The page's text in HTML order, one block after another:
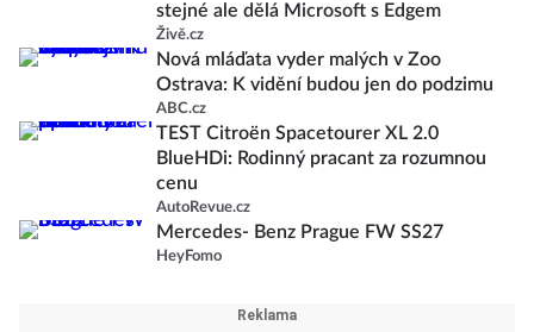
stejné ale dělá Microsoft s Edgem
Živě.cz
Nová mláďata vyder malých v Zoo
Ostrava: K vidění budou jen do podzimu
ABC.cz
TEST Citroën Spacetourer XL 2.0
BlueHDi: Rodinný pracant za rozumnou
cenu
AutoRevue.cz
Mercedes- Benz Prague FW SS27
HeyFomo